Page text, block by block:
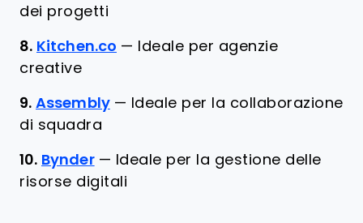
dei progetti
8. Kitchen.co —
Ideale per agenzie
creative
9. Assembly — Ideale per la collaborazione
di squadra
10. Bynder — Ideale per la gestione delle
risorse digitali